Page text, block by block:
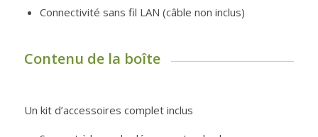
Connectivité sans fil LAN (câble non inclus)
Contenu de la boîte
Un kit d’accessoires complet inclus